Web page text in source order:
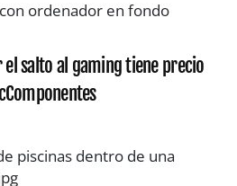
el salto al gaming tiene precio